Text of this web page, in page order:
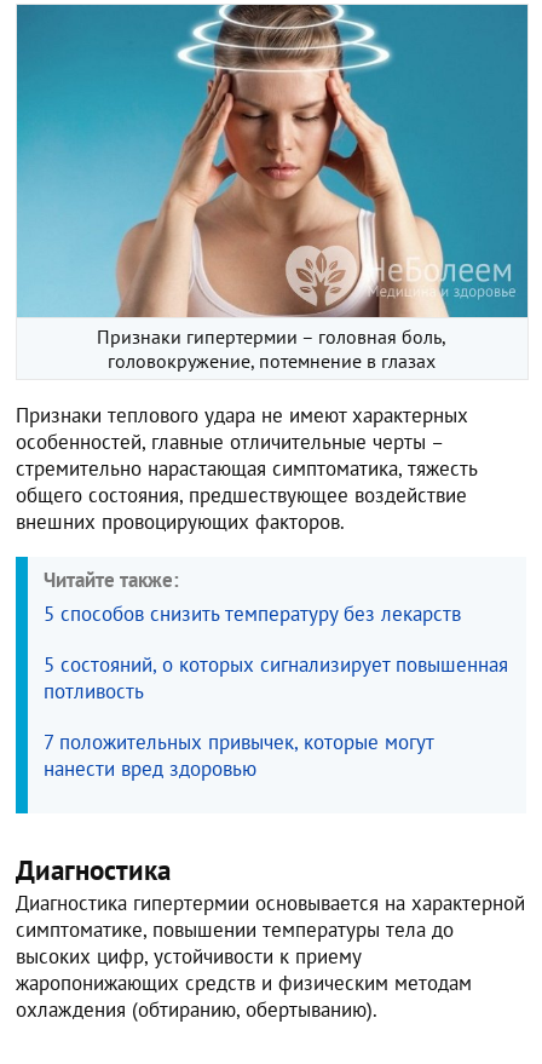
Признаки гипертермии – головная боль,
головокружение, потемнение в глазах
Признаки теплового удара не имеют характерных
особенностей, главные отличительные черты –
стремительно нарастающая симптоматика, тяжесть
общего состояния, предшествующее воздействие
внешних провоцирующих факторов.
Читайте также:
5 способов снизить температуру без лекарств
5 состояний, о которых сигнализирует повышенная
потливость
7 положительных привычек, которые могут
нанести вред здоровью
Диагностика
Диагностика гипертермии основывается на характерной
симптоматике, повышении температуры тела до
высоких цифр, устойчивости к приему
жаропонижающих средств и физическим методам
охлаждения (обтиранию, обертыванию).